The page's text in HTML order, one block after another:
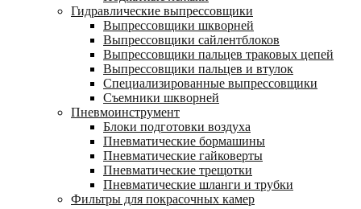
Гидравлические выпрессовщики
Выпрессовщики шкворней
Выпрессовщики сайлентблоков
Выпрессовщики пальцев траковых цепей
Выпрессовщики пальцев и втулок
Специализированные выпрессовщики
Cъемники шкворней
Пневмоинструмент
Блоки подготовки воздуха
Пневматические бормашины
Пневматические гайковерты
Пневматические трещотки
Пневматические шланги и трубки
Фильтры для покрасочных камер